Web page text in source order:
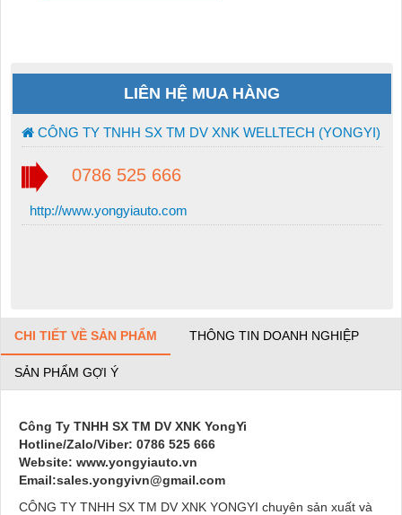
LIÊN HỆ MUA HÀNG
CÔNG TY TNHH SX TM DV XNK WELLTECH (YONGYI)
0786 525 666
http://www.yongyiauto.com
CHI TIẾT VỀ SẢN PHẨM THÔNG TIN DOANH NGHIỆP
SẢN PHẨM GỢI Ý
Công Ty TNHH SX TM DV XNK YongYi
Hotline/Zalo/Viber: 0786 525 666
Website: www.yongyiauto.vn
Email:sales.yongyivn@gmail.com
CÔNG TY TNHH SX TM DV XNK YONGYI chuyên sản xuất và